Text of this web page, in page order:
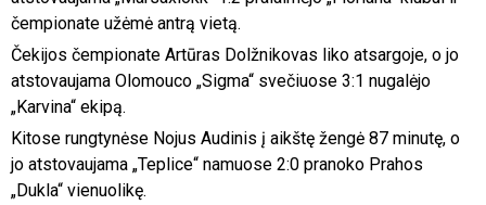
čempionate užėmė antrą vietą.
Čekijos čempionate Artūras Dolžnikovas liko atsargoje, o jo
atstovaujama Olomouco „Sigma“ svečiuose 3:1 nugalėjo
„Karvina“ ekipą.
Kitose rungtynėse Nojus Audinis į aikštę žengė 87 minutę, o
jo atstovaujama „Teplice“ namuose 2:0 pranoko Prahos
„Dukla“ vienuolikę.